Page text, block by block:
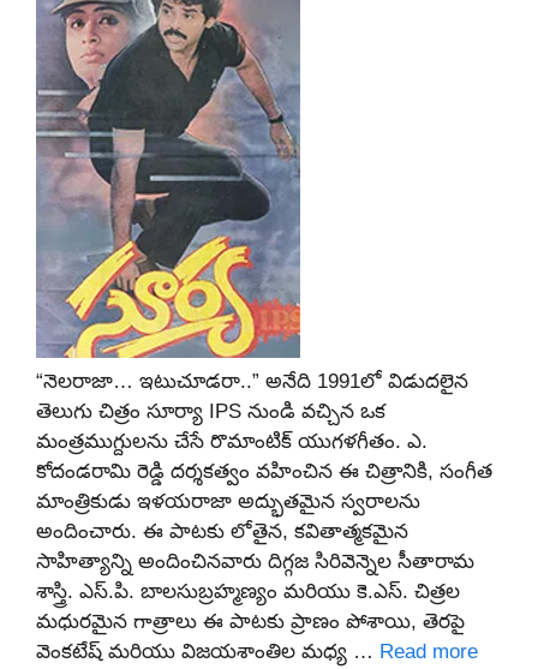
“నెలరాజా… ఇటుచూడరా..” అనేది 1991లో విడుదలైన
తెలుగు చిత్రం సూర్యా IPS నుండి వచ్చిన ఒక
మంత్రముగ్దులను చేసే రొమాంటిక్ యుగళగీతం. ఎ.
కోదండరామి రెడ్డి దర్శకత్వం వహించిన ఈ చిత్రానికి, సంగీత
మాంత్రికుడు ఇళయరాజా అద్భుతమైన స్వరాలను
అందించారు. ఈ పాటకు లోతైన, కవితాత్మకమైన
సాహిత్యాన్ని అందించినవారు దిగ్గజ సిరివెన్నెల సీతారామ
శాస్త్రి. ఎస్.పి. బాలసుబ్రహ్మణ్యం మరియు కె.ఎస్. చిత్రల
మధురమైన గాత్రాలు ఈ పాటకు ప్రాణం పోశాయి, తెరపై
వెంకటేష్ మరియు విజయశాంతిల మధ్య … Read more